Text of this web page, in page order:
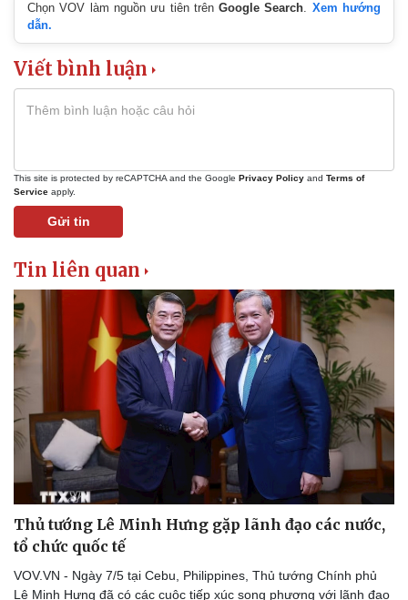
Vụ án
Tin nóng
Tư vấn luật
Quân sự - Quốc phòng
Vũ khí
Việt Nam
Phân tích
Chọn VOV làm nguồn ưu tiên trênGoogle Search. Xem hướng
dẫn.
Viết bình luận
This site is protected by reCAPTCHA and the Google Privacy Policy and Terms of
Service apply.
Gửi tin
Tin liên quan
Thủ tướng Lê Minh Hưng gặp lãnh đạo các nước,
tổ chức quốc tế
VOV.VN - Ngày 7/5 tại Cebu, Philippines, Thủ tướng Chính phủ
Lê Minh Hưng đã có các cuộc tiếp xúc song phương với lãnh đạo